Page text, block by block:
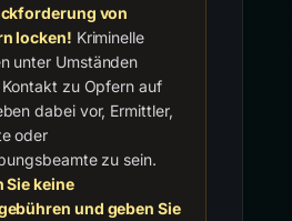
von
locken! Kriminelle
unter Umständen
zu Opfern auf
dabei vor, Ermittler,
oder
zu sein.
Sie keine
und geben Sie